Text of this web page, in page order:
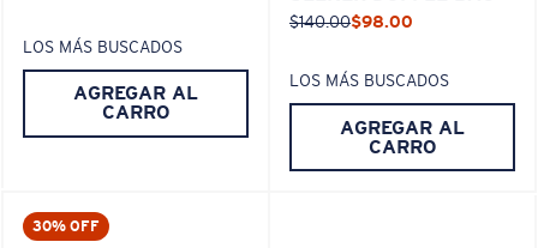
LOS MÁS BUSCADOS
AGREGAR AL
CARRO
$140.00$98.00
LOS MÁS BUSCADOS
AGREGAR AL
CARRO
30% OFF